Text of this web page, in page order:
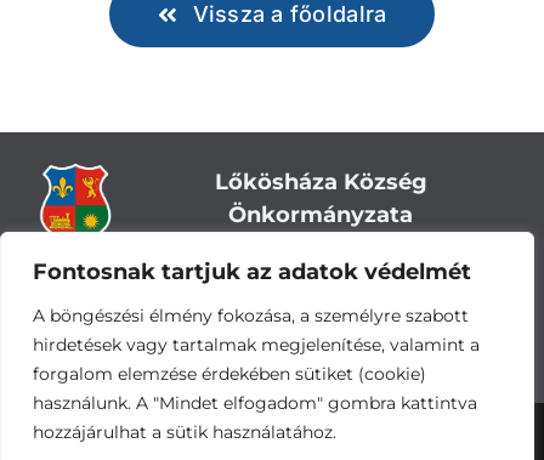
Fontosnak tartjuk az adatok védelmét
A böngészési élmény fokozása, a személyre szabott
hirdetések vagy tartalmak megjelenítése, valamint a
forgalom elemzése érdekében sütiket (cookie)
használunk. A "Mindet elfogadom" gombra kattintva
hozzájárulhat a sütik használatához.
Vissza a főoldalra
Lőkösháza Község
Önkormányzata
Cím:5743 Lőkösháza, Eleki út 28.
Központi telefonszám:+36 66 244-244
E-mail: titkarsag@lokoshaza.hu
Hivatali Kapu: JZO28
Adatvédelemi nyilatkozat•